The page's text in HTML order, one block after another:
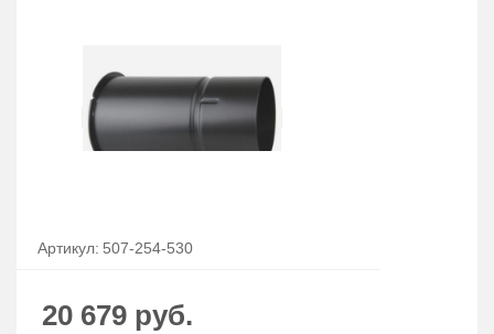
Артикул: 507-254-530
20 679 руб.